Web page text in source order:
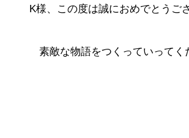
K様、この度は誠におめでとうご
素敵な物語をつくっていってく